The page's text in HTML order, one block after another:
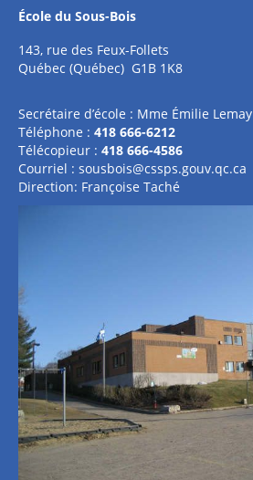
École du Sous-Bois
143, rue des Feux-Follets
Québec (Québec) G1B 1K8
Secrétaire d’école : Mme Émilie Lemay
Téléphone : 418 666-6212
Télécopieur : 418 666-4586
Courriel : sousbois@cssps.gouv.qc.ca
Direction: Françoise Taché